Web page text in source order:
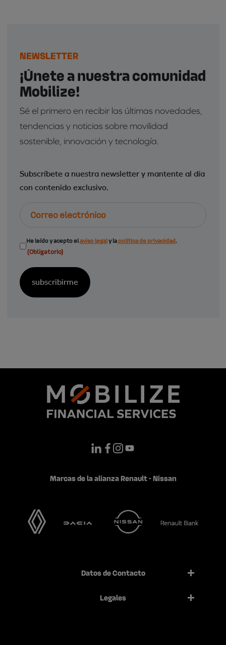
NEWSLETTER
¡Únete a nuestra comunidad
Mobilize!
Sé el primero en recibir las últimas novedades,
tendencias y noticias sobre movilidad
sostenible, innovación y tecnología.
Subscríbete a nuestra newsletter y mantente al día
con contenido exclusivo.
Consentimiento
(Obligatorio)
He leído y acepto elaviso legaly la política de privacidad.
(Obligatorio)
Marcas de la alianza Renault - Nissan
Datos de Contacto
Legales